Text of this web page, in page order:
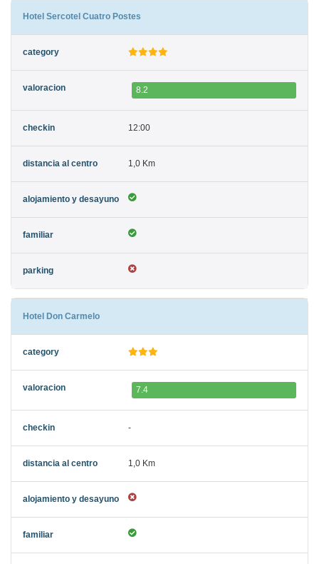
Hotel Sercotel Cuatro Postes
8.2
12:00
1,0 Km
Hotel Don Carmelo
7.4
-
1,0 Km